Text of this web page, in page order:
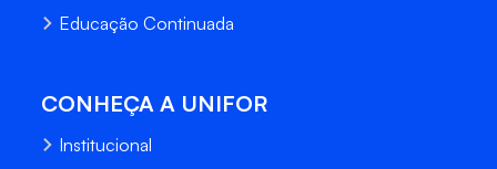
Educação Continuada
CONHEÇA A UNIFOR
Institucional